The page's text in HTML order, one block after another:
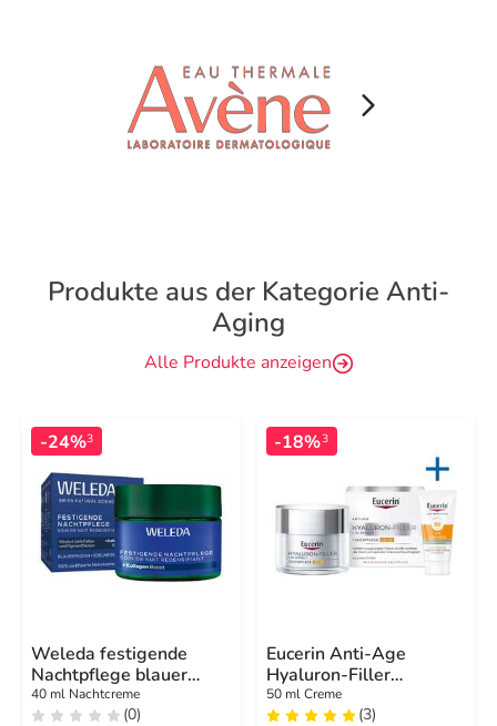
Produkte aus der Kategorie Anti-
Aging
Alle Produkte anzeigen
-24%3
Weleda festigende
Nachtpflege blauer
Enzian & Edelweiss
40 ml Nachtcreme
(0)
-18%3
Eucerin Anti-Age
Hyaluron-Filler
Tagespflege LSF 30
50 ml Creme
(3)